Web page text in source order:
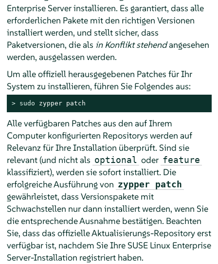
Enterprise Serverinstallieren. Es garantiert, dass alle
erforderlichen Pakete mit den richtigen Versionen
installiert werden, und stellt sicher, dass
Paketversionen, die als in Konflikt stehendangesehen
werden, ausgelassen werden.
Um alle offiziell herausgegebenen Patches für Ihr
System zu installieren, führen Sie Folgendes aus:
> sudo zypper patch
Alle verfügbaren Patches aus den auf Ihrem
Computer konfigurierten Repositorys werden auf
Relevanz für Ihre Installation überprüft. Sind sie
relevant (und nicht als optional oder feature
klassifiziert), werden sie sofort installiert. Die
erfolgreiche Ausführung von zypper patch
gewährleistet, dass Versionspakete mit
Schwachstellen nur dann installiert werden, wenn Sie
die entsprechende Ausnahme bestätigen. Beachten
Sie, dass das offizielle Aktualisierungs-Repository erst
verfügbar ist, nachdem Sie Ihre SUSE Linux Enterprise
Server-Installation registriert haben.